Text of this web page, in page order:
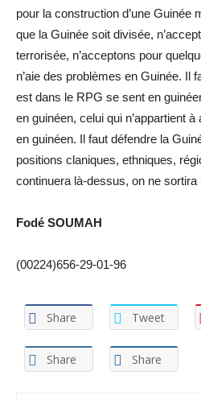
pour la construction d’une Guinée
que la Guinée soit divisée,
terrorisée, n’acceptons pour
n’aie des problèmes en Guinée. Il
est dans le RPG se sent en
en guinéen, celui qui n’appartient
en guinéen. Il faut défendre la
positions claniques, ethniques,
continuera là-dessus, on ne sortira
Fodé SOUMAH
(00224)656-29-01-96
Share Tweet
Share Share